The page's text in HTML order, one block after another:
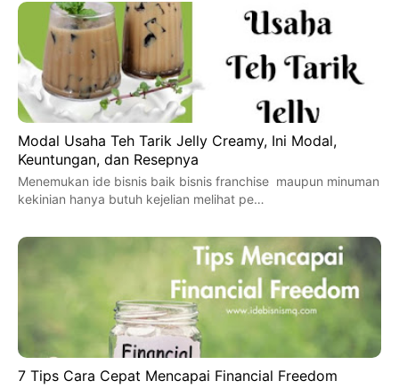
Modal Usaha Teh Tarik Jelly Creamy, Ini Modal,
Keuntungan, dan Resepnya
Menemukan ide bisnis baik bisnis franchise maupun minuman
kekinian hanya butuh kejelian melihat pe…
7 Tips Cara Cepat Mencapai Financial Freedom